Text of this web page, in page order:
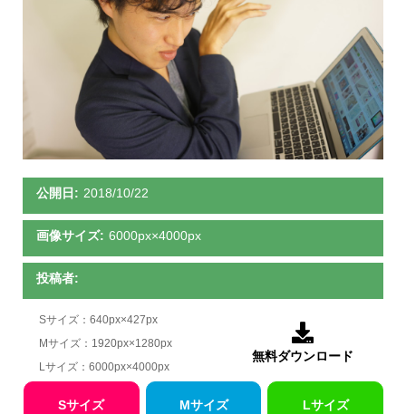
公開日: 2018/10/22
画像サイズ: 6000px×4000px
投稿者:
Sサイズ：640px×427px
Mサイズ：1920px×1280px
Lサイズ：6000px×4000px

無料ダウンロード
Sサイズ Mサイズ Lサイズ